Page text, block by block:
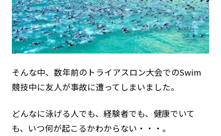
そんな中、数年前のトライアスロン大会でのSwim
競技中に友人が事故に遭ってしまいました。
どんなに泳げる人でも、経験者でも、健康でいて
も、いつ何が起こるかわからない・・・。